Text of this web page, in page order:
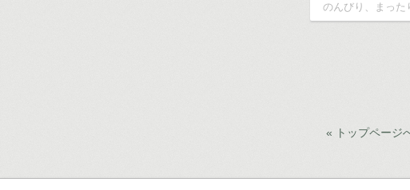
のんびり、まった
« トップページ